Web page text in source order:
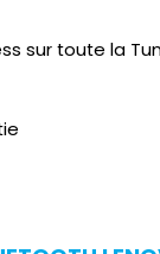
sur toute la